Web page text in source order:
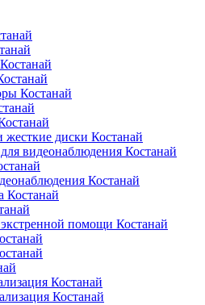
Костанай
жесткие диски Костанай
видеонаблюдения Костанай
Костанай
Костанай
помощи Костанай
Костанай
Костанай